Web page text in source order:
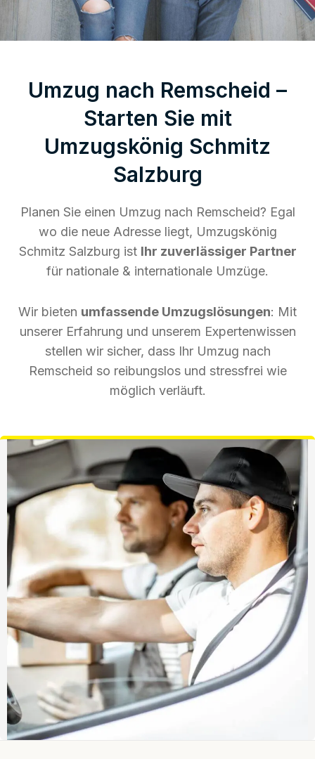
Umzug nach Remscheid –
Starten Sie mit
Umzugskönig Schmitz
Salzburg
Planen Sie einen Umzug nach Remscheid? Egal
wo die neue Adresse liegt, Umzugskönig
Schmitz Salzburg ist Ihr zuverlässiger Partner
für nationale & internationale Umzüge.
Wir bieten umfassende Umzugslösungen: Mit
unserer Erfahrung und unserem Expertenwissen
stellen wir sicher, dass Ihr Umzug nach
Remscheid so reibungslos und stressfrei wie
möglich verläuft.